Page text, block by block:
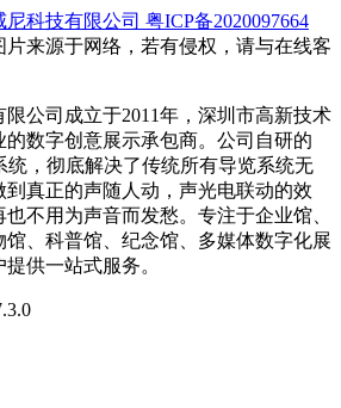
科技有限公司 粤ICP备2020097664
片来源于网络，若有侵权，请与在线客
公司成立于2011年，深圳市高新技术
数字创意展示承包商。公司自研的
统，彻底解决了传统所有导览系统无
真正的声随人动，声光电联动的效
不用为声音而发愁。专注于企业馆、
、科普馆、纪念馆、多媒体数字化展
供一站式服务。